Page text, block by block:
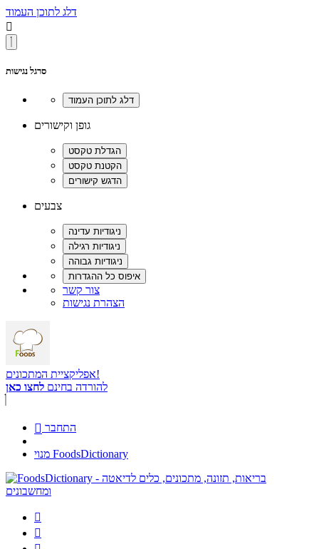
דלג לתוכן העמוד

סרגל נגישות
גופן וקישורים
צבעים
צור קשר
הצהרת נגישות
אפליקציית המתכונים!
להורדה בחינם לחצו כאן
 התחבר
מנוי FoodsDictionary

